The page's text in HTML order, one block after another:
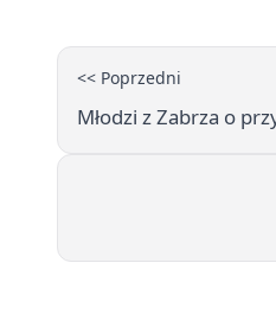
<< Poprzedni
Młodzi z Zabrza o